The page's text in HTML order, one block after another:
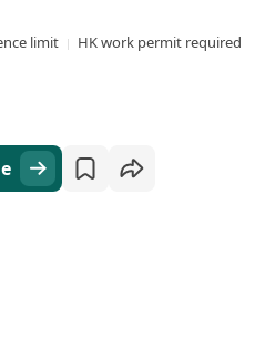
limit
HK work permit required